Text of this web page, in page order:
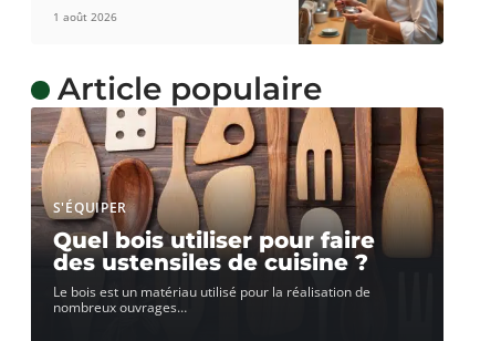
1 août 2026
Article populaire
S'ÉQUIPER
Quel bois utiliser pour faire
des ustensiles de cuisine ?
Le bois est un matériau utilisé pour la réalisation de
nombreux ouvrages…